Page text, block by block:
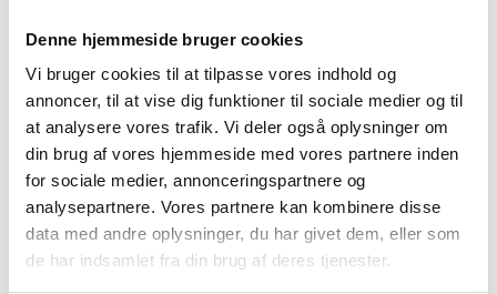
Denne hjemmeside bruger cookies
Vi bruger cookies til at tilpasse vores indhold og
annoncer, til at vise dig funktioner til sociale medier og til
at analysere vores trafik. Vi deler også oplysninger om
din brug af vores hjemmeside med vores partnere inden
for sociale medier, annonceringspartnere og
analysepartnere. Vores partnere kan kombinere disse
data med andre oplysninger, du har givet dem, eller som
de har indsamlet fra din brug af deres tjenester.
nye behov og nye
udfordringer.
Vi skal som stand kunne se om hjørner og finde
de spændende muligheder for at præge
fremtiden. Vi skal hjælpe hinanden til at øve
indflydelse, bidrage med praksisnær viden og
arbejde med et One Health-perspektiv. Det